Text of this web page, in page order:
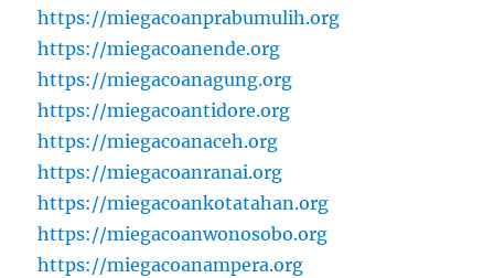
https://miegacoanprabumulih.org
https://miegacoanende.org
https://miegacoanagung.org
https://miegacoantidore.org
https://miegacoanaceh.org
https://miegacoanranai.org
https://miegacoankotatahan.org
https://miegacoanwonosobo.org
https://miegacoanampera.org